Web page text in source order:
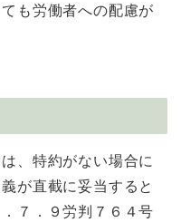
も労働者への配慮が
、特約がない場合に
が直截に妥当すると
７．９労判７６４号